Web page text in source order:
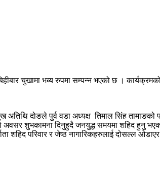
चुखामा भब्य रुपमा सम्पन्न भएको छ ।
दोङले पुर्व वडा अध्यक्ष तिमाल सिंह तामाङको
शुभकामना दिनुहुदै जनयुद्ध समयमा शहिद हुनु
शहिद परिवार र जेष्ठ नागारिकहरुलाई दोसल्ल ओडाएर